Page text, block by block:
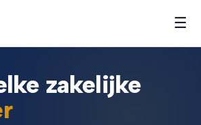
☰
zakelijke